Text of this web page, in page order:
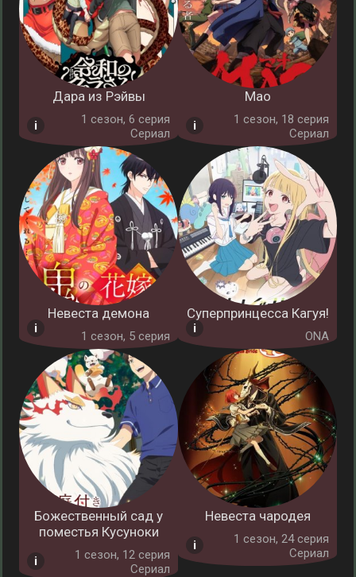
Дара из Рэйвы
1 cезон, 6 серия
Сериал
Мао
1 cезон, 18 серия
Сериал
Невеста демона
1 cезон, 5 серия
Суперпринцесса Кагуя!
ONA
Божественный сад у
поместья Кусуноки
1 cезон, 12 серия
Сериал
Невеста чародея
1 cезон, 24 серия
Сериал